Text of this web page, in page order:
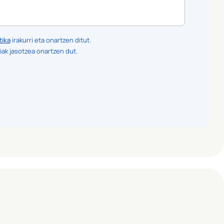
irakurri eta onartzen ditut.
jasotzea onartzen dut.